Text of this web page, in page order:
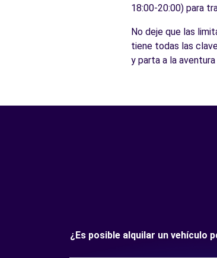
Ver
18:00-20:00) para
No deje que las
tiene todas las
y parta a la
¿Es posible alquilar un vehículo